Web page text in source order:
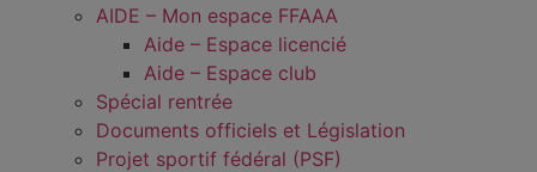
AIDE – Mon espace FFAAA
Aide – Espace licencié
Aide – Espace club
Spécial rentrée
Documents officiels et Législation
Projet sportif fédéral (PSF)